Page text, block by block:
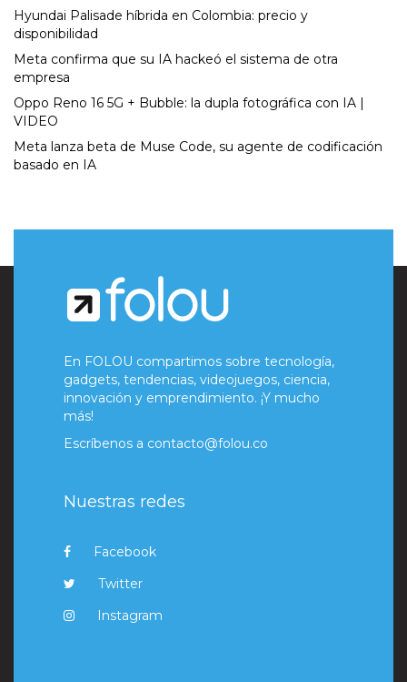
Hyundai Palisade híbrida en Colombia: precio y
disponibilidad
Meta confirma que su IA hackeó el sistema de otra
empresa
Oppo Reno 16 5G + Bubble: la dupla fotográfica con IA |
VIDEO
Meta lanza beta de Muse Code, su agente de codificación
basado en IA
En FOLOU compartimos sobre tecnología,
gadgets, tendencias, videojuegos, ciencia,
innovación y emprendimiento. ¡Y mucho
más!
Escríbenos a contacto@folou.co
Nuestras redes
Facebook
Twitter
Instagram